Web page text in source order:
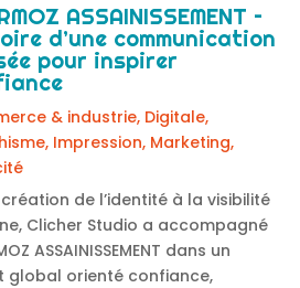
ASSAINISSEMENT –
d’une communication
pour inspirer
& industrie, Digitale,
, Impression, Marketing,
de l’identité à la visibilité
Clicher Studio a accompagné
ASSAINISSEMENT dans un
global orienté confiance,